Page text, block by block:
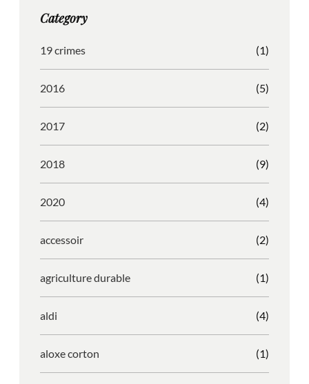
r
m
o
Category
19 crimes (1)
2016 (5)
2017 (2)
2018 (9)
2020 (4)
accessoir (2)
agriculture durable (1)
aldi (4)
aloxe corton (1)